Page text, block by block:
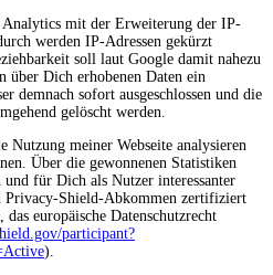
Analytics mit der Erweiterung der IP-
werden IP-Adressen gekürzt
soll laut Google damit nahezu
über Dich erhobenen Daten ein
demnach sofort ausgeschlossen und die
gelöscht werden.
meiner Webseite analysieren
Über die gewonnenen Statistiken
für Dich als Nutzer interessanter
Privacy-Shield-Abkommen zertifiziert
europäische Datenschutzrecht
participant?
).